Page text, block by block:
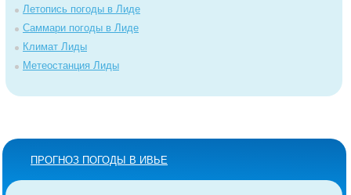
Летопись погоды в Лиде
Саммари погоды в Лиде
Климат Лиды
Метеостанция Лиды
ПРОГНОЗ ПОГОДЫ В ИВЬЕ